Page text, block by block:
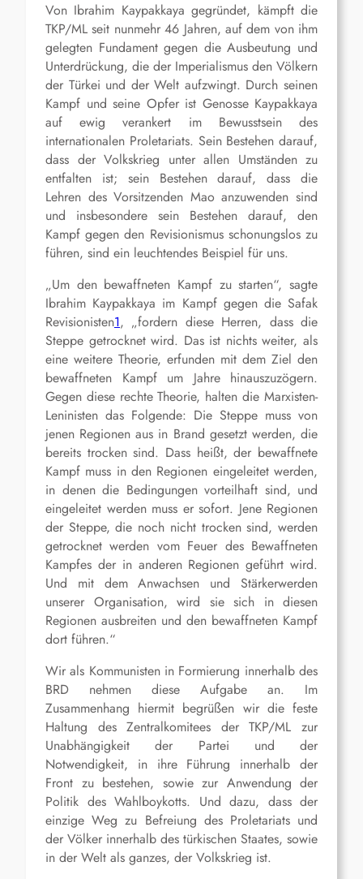
Von Ibrahim Kaypakkaya gegründet, kämpft die
TKP/ML seit nunmehr 46 Jahren, auf dem von ihm
gelegten Fundament gegen die Ausbeutung und
Unterdrückung, die der Imperialismus den Völkern
der Türkei und der Welt aufzwingt. Durch seinen
Kampf und seine Opfer ist Genosse Kaypakkaya
auf ewig verankert im Bewusstsein des
internationalen Proletariats. Sein Bestehen darauf,
dass der Volkskrieg unter allen Umständen zu
entfalten ist; sein Bestehen darauf, dass die
Lehren des Vorsitzenden Mao anzuwenden sind
und insbesondere sein Bestehen darauf, den
Kampf gegen den Revisionismus schonungslos zu
führen, sind ein leuchtendes Beispiel für uns.
„Um den bewaffneten Kampf zu starten“, sagte
Ibrahim Kaypakkaya im Kampf gegen die Safak
Revisionisten1, „fordern diese Herren, dass die
Steppe getrocknet wird. Das ist nichts weiter, als
eine weitere Theorie, erfunden mit dem Ziel den
bewaffneten Kampf um Jahre hinauszuzögern.
Gegen diese rechte Theorie, halten die Marxisten-
Leninisten das Folgende: Die Steppe muss von
jenen Regionen aus in Brand gesetzt werden, die
bereits trocken sind. Dass heißt, der bewaffnete
Kampf muss in den Regionen eingeleitet werden,
in denen die Bedingungen vorteilhaft sind, und
eingeleitet werden muss er sofort. Jene Regionen
der Steppe, die noch nicht trocken sind, werden
getrocknet werden vom Feuer des Bewaffneten
Kampfes der in anderen Regionen geführt wird.
Und mit dem Anwachsen und Stärkerwerden
unserer Organisation, wird sie sich in diesen
Regionen ausbreiten und den bewaffneten Kampf
dort führen.“
Wir als Kommunisten in Formierung innerhalb des
BRD nehmen diese Aufgabe an. Im
Zusammenhang hiermit begrüßen wir die feste
Haltung des Zentralkomitees der TKP/ML zur
Unabhängigkeit der Partei und der
Notwendigkeit, in ihre Führung innerhalb der
Front zu bestehen, sowie zur Anwendung der
Politik des Wahlboykotts. Und dazu, dass der
einzige Weg zu Befreiung des Proletariats und
der Völker innerhalb des türkischen Staates, sowie
in der Welt als ganzes, der Volkskrieg ist.